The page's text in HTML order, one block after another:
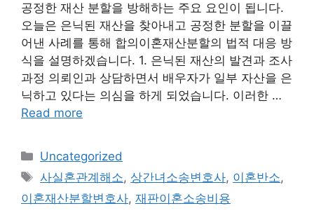
공정한 재산 분할을 방해하는 주요 요인이 됩니다.
오늘은 은닉된 재산을 찾아내고 공정한 분할을 이끌
어낸 사례를 통해 합의이혼재산분할의 법적 대응 방
식을 설명하겠습니다. 1. 은닉된 재산의 발견과 조사
과정 의뢰인과 상담하면서 배우자가 일부 자산을 은
닉하고 있다는 의심을 하게 되었습니다. 이러한 …
Read more
Categories
Uncategorized
Tags
사실혼관계해소, 상간녀소송변호사, 이혼반소,
이혼재산분할변호사, 재판이혼소송비용